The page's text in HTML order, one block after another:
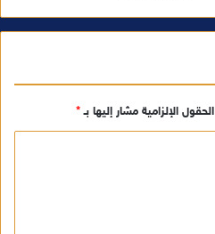
الحقول الإلزامية مشار إليها بـ*